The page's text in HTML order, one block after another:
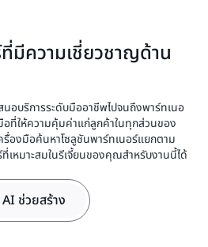
มเดลพื้นฐานในรูปแบบที่
ยชน์จากการอนุมาน AI ที่ดีที่สุด
ณที่ทรงประสิทธิภาพ การผสาน
ราบรื่น ความปลอดภัยที่
ย AI ที่มีความรับผิดชอบเพื่อสร้าง
นของลูกค้า
ชี่ยวชาญด้าน AI ของ AWS ช่วย
ารพัฒนาแอปพลิเคชันและช่วย
งมีนัยสำคัญทั้งในกระบวนการฝึก
กเขามีชุดทักษะที่เป็นเอกลักษณ์ที่
ละเปิดตัวแอปพลิเคชันที่
สาหกรรมที่หลากหลาย
มีความเชี่ยวชาญด้าน
อบริการระดับมืออาชีพไปจนถึงพาร์ทเนอ
อที่ให้ความคุ้มค่าแก่ลูกค้าในทุกส่วนของ
องมือค้นหาโซลูชันพาร์ทเนอร์แยกตาม
เหมาะสมในรีเจี้ยนของคุณสำหรับงานนี้ได้
AI ช่วยสร้าง